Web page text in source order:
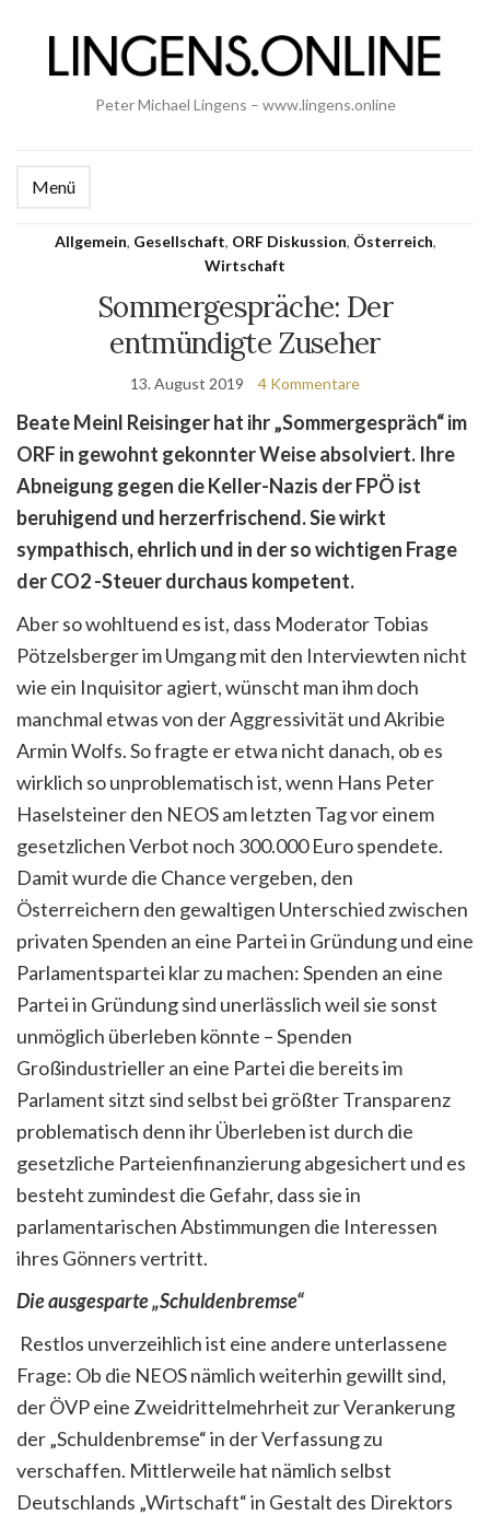
Peter Michael Lingens – www.lingens.online
Menü
Allgemein, Gesellschaft, ORF Diskussion, Österreich,
Wirtschaft
Sommergespräche: Der
entmündigte Zuseher
13. August 2019 4 Kommentare
Beate Meinl Reisinger hat ihr „Sommergespräch“ im
ORF in gewohnt gekonnter Weise absolviert. Ihre
Abneigung gegen die Keller-Nazis der FPÖ ist
beruhigend und herzerfrischend. Sie wirkt
sympathisch, ehrlich und in der so wichtigen Frage
der CO2 -Steuer durchaus kompetent.
Aber so wohltuend es ist, dass Moderator Tobias
Pötzelsberger im Umgang mit den Interviewten nicht
wie ein Inquisitor agiert, wünscht man ihm doch
manchmal etwas von der Aggressivität und Akribie
Armin Wolfs. So fragte er etwa nicht danach, ob es
wirklich so unproblematisch ist, wenn Hans Peter
Haselsteiner den NEOS am letzten Tag vor einem
gesetzlichen Verbot noch 300.000 Euro spendete.
Damit wurde die Chance vergeben, den
Österreichern den gewaltigen Unterschied zwischen
privaten Spenden an eine Partei in Gründung und eine
Parlamentspartei klar zu machen: Spenden an eine
Partei in Gründung sind unerlässlich weil sie sonst
unmöglich überleben könnte – Spenden
Großindustrieller an eine Partei die bereits im
Parlament sitzt sind selbst bei größter Transparenz
problematisch denn ihr Überleben ist durch die
gesetzliche Parteienfinanzierung abgesichert und es
besteht zumindest die Gefahr, dass sie in
parlamentarischen Abstimmungen die Interessen
ihres Gönners vertritt.
Die ausgesparte „Schuldenbremse“
Restlos unverzeihlich ist eine andere unterlassene
Frage: Ob die NEOS nämlich weiterhin gewillt sind,
der ÖVP eine Zweidrittelmehrheit zur Verankerung
der „Schuldenbremse“ in der Verfassung zu
verschaffen. Mittlerweile hat nämlich selbst
Deutschlands „Wirtschaft“ in Gestalt des Direktors